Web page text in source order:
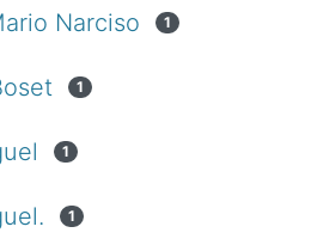
Narciso 1
1
1
1